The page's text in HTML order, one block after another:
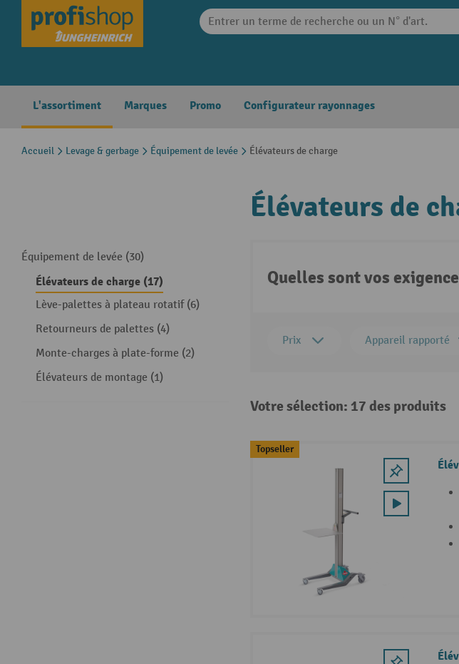
Skip to main navigation
L'assortiment Marques Promo Configurateur rayonnages
Accueil Levage & gerbage Équipement de levée Élévateurs de charge
Équipement de levée (30)
Élévateurs de charge (17)
Lève-palettes à plateau rotatif (6)
Retourneurs de palettes (4)
Monte-charges à plate-forme (2)
Élévateurs de montage (1)
Élévateurs de
Quelles sont vos
Prix Appareil rapporté
Votre sélection: 17 des produits
Topseller